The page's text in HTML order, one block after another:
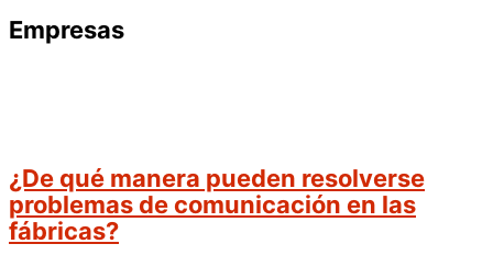
Empresas
¿De qué manera pueden resolverse
problemas de comunicación en las
fábricas?